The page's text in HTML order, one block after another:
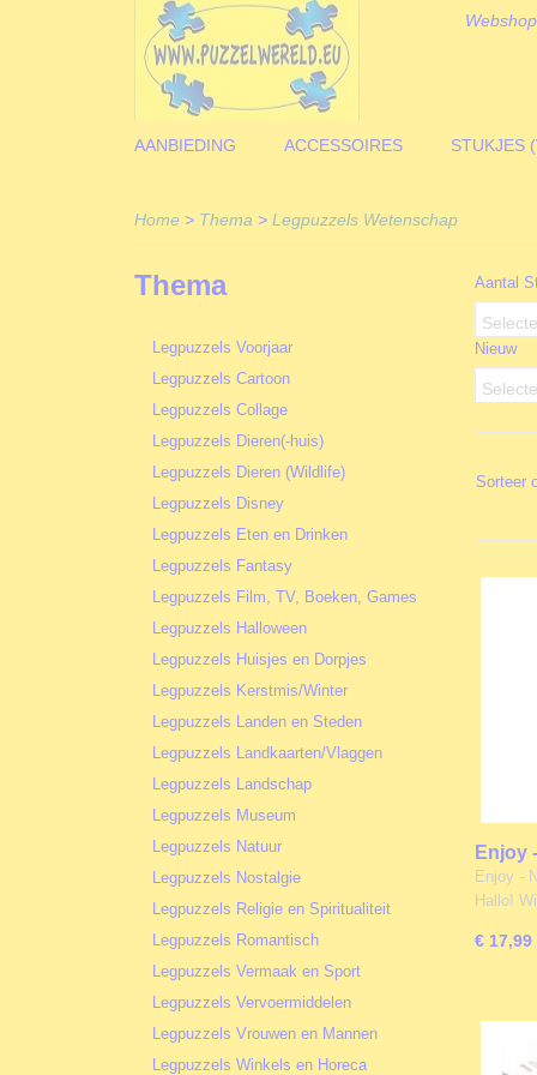
Webshop
AANBIEDING ACCESSOIRES STUKJES
Home > Thema > Legpuzzels Wetenschap
Thema
Legpuzzels Voorjaar
Legpuzzels Cartoon
Legpuzzels Collage
Legpuzzels Dieren(-huis)
Legpuzzels Dieren (Wildlife)
Legpuzzels Disney
Legpuzzels Eten en Drinken
Legpuzzels Fantasy
Legpuzzels Film, TV, Boeken, Games
Legpuzzels Halloween
Legpuzzels Huisjes en Dorpjes
Legpuzzels Kerstmis/Winter
Legpuzzels Landen en Steden
Legpuzzels Landkaarten/Vlaggen
Legpuzzels Landschap
Legpuzzels Museum
Legpuzzels Natuur
Legpuzzels Nostalgie
Legpuzzels Religie en Spiritualiteit
Legpuzzels Romantisch
Legpuzzels Vermaak en Sport
Legpuzzels Vervoermiddelen
Legpuzzels Vrouwen en Mannen
Legpuzzels Winkels en Horeca
Aantal
Nieuw
Sorteer
Enjoy
Enjoy -
Hallo!
€ 17,99